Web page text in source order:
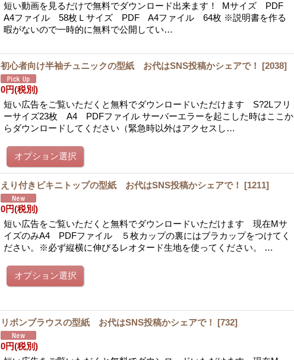
短い動画を見るだけで無料でダウンロード出来ます！ Mサイズ PDF
A4ファイル 58枚Ｌサイズ PDF A4ファイル 64枚 ※説明書を作る
暇がないので一時的に無料で公開してい…
初心者向け半袖チュニックの型紙 お代はSNS投稿かシェアで！ [2038]
0円(税別)
短い広告をご覧いただくと無料でダウンロードいただけます S?2Lフリ
ーサイズ23枚 A4 PDFファイル サーバーエラーを起こした時はここか
らダウンロードしてください（緊急時以外はアクセスし…
えり付きビキニトップの型紙 お代はSNS投稿かシェアで！ [1211]
0円(税別)
短い広告をご覧いただくと無料でダウンロードいただけます 現在Mサ
イズのみA4 PDFファイル ５枚カップの裏にはブラカップをつけてく
ださい。※必ず縦横に伸びるレオタード生地を使ってください。 …
リボンブラウスの型紙 お代はSNS投稿かシェアで！ [732]
0円(税別)